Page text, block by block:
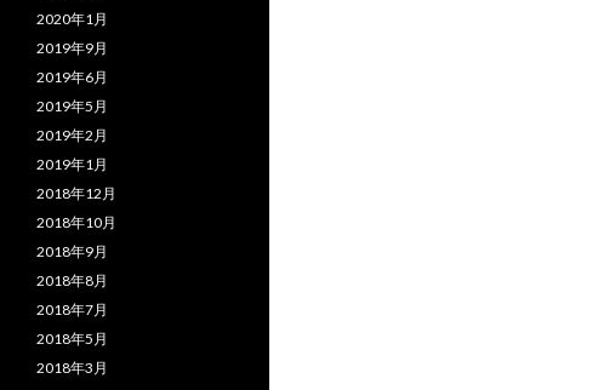
2020年1月
2019年9月
2019年6月
2019年5月
2019年2月
2019年1月
2018年12月
2018年10月
2018年9月
2018年8月
2018年7月
2018年5月
2018年3月